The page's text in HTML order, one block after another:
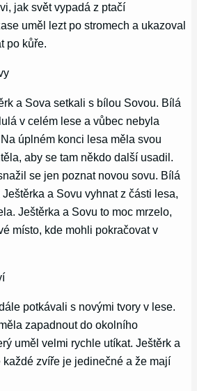
jak svět vypadá z ptačí
uměl lezt po stromech a ukazoval
po kůře.
a Sova setkali s bílou Sovou. Bílá
v celém lese a vůbec nebyla
úplném konci lesa měla svou
aby se tam někdo další usadil.
se jen poznat novou sovu. Bílá
a Sovu vyhnat z části lesa,
Ještěrka a Sovu to moc mrzelo,
místo, kde mohli pokračovat v
potkávali s novými tvory v lese.
zapadnout do okolního
uměl velmi rychle utíkat. Ještěrk a
zvíře je jedinečné a že mají